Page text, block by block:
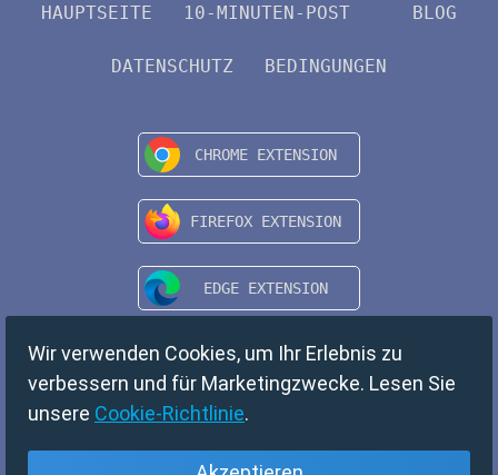
HAUPTSEITE 10-MINUTEN-POST BLOG
DATENSCHUTZ BEDINGUNGEN
Wir verwenden Cookies, um Ihr Erlebnis zu
verbessern und für Marketingzwecke. Lesen Sie
unsere Cookie-Richtlinie.